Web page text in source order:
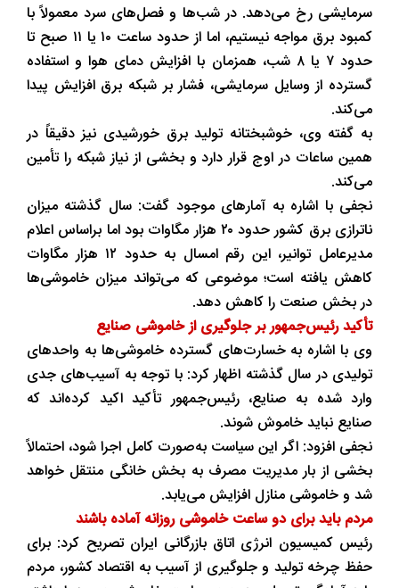
سرمایشی رخ می‌دهد. در شب‌ها و فصل‌های سرد معمولاً با
کمبود برق مواجه نیستیم، اما از حدود ساعت ۱۰ یا ۱۱ صبح تا
حدود ۷ یا ۸ شب، همزمان با افزایش دمای هوا و استفاده
گسترده از وسایل سرمایشی، فشار بر شبکه برق افزایش پیدا
می‌کند.
به گفته وی، خوشبختانه تولید برق خورشیدی نیز دقیقاً در
همین ساعات در اوج قرار دارد و بخشی از نیاز شبکه را تأمین
می‌کند.
نجفی با اشاره به آمارهای موجود گفت: سال گذشته میزان
ناترازی برق کشور حدود ۲۰ هزار مگاوات بود اما براساس اعلام
مدیرعامل توانیر، این رقم امسال به حدود ۱۲ هزار مگاوات
کاهش یافته است؛ موضوعی که می‌تواند میزان خاموشی‌ها
در بخش صنعت را کاهش دهد.
تأکید رئیس‌جمهور بر جلوگیری از خاموشی صنایع
وی با اشاره به خسارت‌های گسترده خاموشی‌ها به واحدهای
تولیدی در سال گذشته اظهار کرد: با توجه به آسیب‌های جدی
وارد شده به صنایع، رئیس‌جمهور تأکید اکید کرده‌اند که
صنایع نباید خاموش شوند.
نجفی افزود: اگر این سیاست به‌صورت کامل اجرا شود، احتمالاً
بخشی از بار مدیریت مصرف به بخش خانگی منتقل خواهد
شد و خاموشی منازل افزایش می‌یابد.
مردم باید برای دو ساعت خاموشی روزانه آماده باشند
رئیس کمیسیون انرژی اتاق بازرگانی ایران تصریح کرد: برای
حفظ چرخه تولید و جلوگیری از آسیب به اقتصاد کشور، مردم